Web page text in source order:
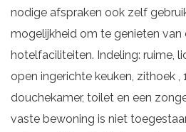
nodige afspraken ook zelf
mogelijkheid om te genieten van
hotelfaciliteiten. Indeling: ruime,
open ingerichte keuken, zithoek ,
douchekamer, toilet en een
vaste bewoning is niet